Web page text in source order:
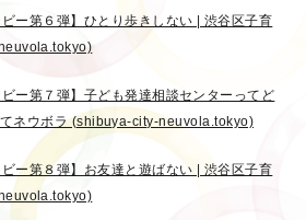
ビー第６弾】ひとり歩きしない | 渋谷区子育
ビー第７弾】子ども発達相談センターってど
てネウボラ (shibuya-city-neuvola.tokyo)
ビー第８弾】お友達と遊ばない | 渋谷区子育